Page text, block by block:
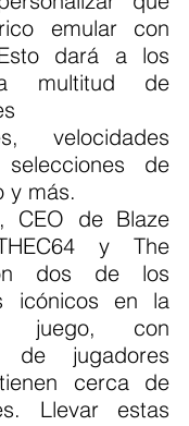
emular con
dará a los
multitud de
velocidades
de
y más.
CEO de Blaze
y The
dos de los
icónicos en la
juego, con
de jugadores
cerca de
Llevar estas